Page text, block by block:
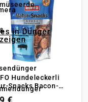
in Dünger
Hundeleckerli
Snacks Bacon-
€